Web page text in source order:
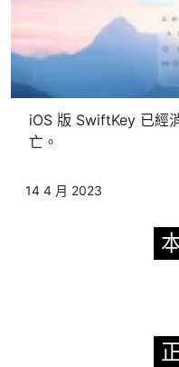
iOS 版 SwiftKey 已經
亡。
14 4 月 2023